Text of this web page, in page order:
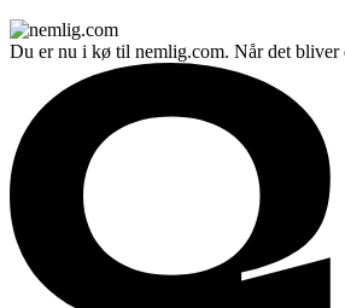
Du er nu i kø til nemlig.com. Når det